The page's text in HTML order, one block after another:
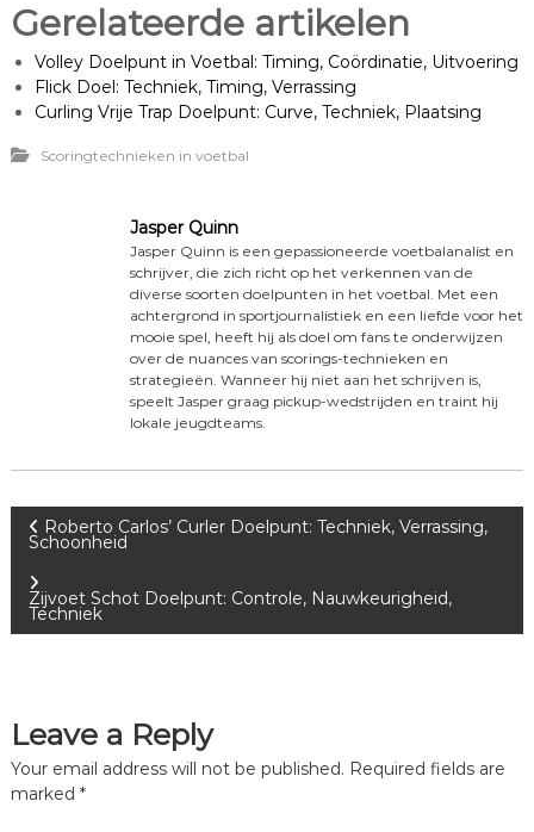
Gerelateerde artikelen
Volley Doelpunt in Voetbal: Timing, Coördinatie, Uitvoering
Flick Doel: Techniek, Timing, Verrassing
Curling Vrije Trap Doelpunt: Curve, Techniek, Plaatsing
Scoringtechnieken in voetbal
Jasper Quinn
Jasper Quinn is een gepassioneerde voetbalanalist en
schrijver, die zich richt op het verkennen van de
diverse soorten doelpunten in het voetbal. Met een
achtergrond in sportjournalistiek en een liefde voor het
mooie spel, heeft hij als doel om fans te onderwijzen
over de nuances van scorings-technieken en
strategieën. Wanneer hij niet aan het schrijven is,
speelt Jasper graag pickup-wedstrijden en traint hij
lokale jeugdteams.
P
o
s
n
a
Roberto Carlos’ Curler Doelpunt: Techniek, Verrassing,
Schoonheid
Zijvoet Schot Doelpunt: Controle, Nauwkeurigheid,
Techniek
Leave a Reply
Your email address will not be published. Required fields are
marked *